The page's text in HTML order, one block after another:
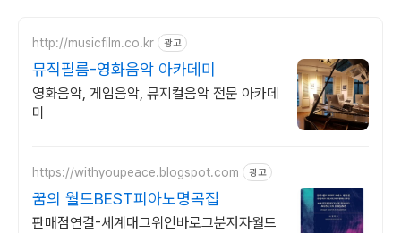
http://musicfilm.co.kr 광고
뮤직필름-영화음악 아카데미
영화음악, 게임음악, 뮤지컬음악 전문 아카데
미
https://withyoupeace.blogspot.com 광고
꿈의 월드BEST피아노명곡집
판매점연결-세계대그위인바로그분저자월드